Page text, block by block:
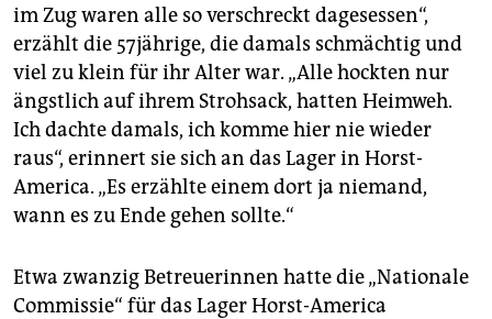
im Zug waren alle so verschreckt dagesessen“,
erzählt die 57jährige, die damals schmächtig und
viel zu klein für ihr Alter war. „Alle hockten nur
ängstlich auf ihrem Strohsack, hatten Heimweh.
Ich dachte damals, ich komme hier nie wieder
raus“, erinnert sie sich an das Lager in Horst-
America. „Es erzählte einem dort ja niemand,
wann es zu Ende gehen sollte.“
Etwa zwanzig Betreuerinnen hatte die „Nationale
Commissie“ für das Lager Horst-America